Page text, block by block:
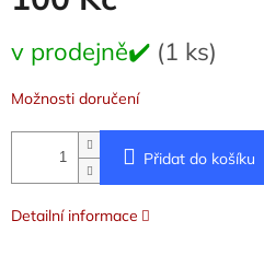
cena:
v prodejně✔️ (1 ks)
Možnosti doručení
Přidat do košíku
Detailní informace